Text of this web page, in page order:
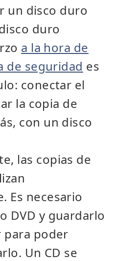
un disco duro
duro
a la hora de
de seguridad es
conectar el
la copia de
con un disco
las copias de
Es necesario
DVD y guardarlo
para poder
Un CD se